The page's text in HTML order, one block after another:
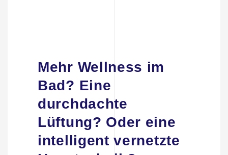
Mehr Wellness im
Bad? Eine
durchdachte
Lüftung? Oder eine
intelligent vernetzte